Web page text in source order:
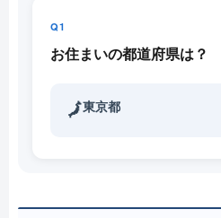
Q1
お住まいの都道府県は？
🗾東京都